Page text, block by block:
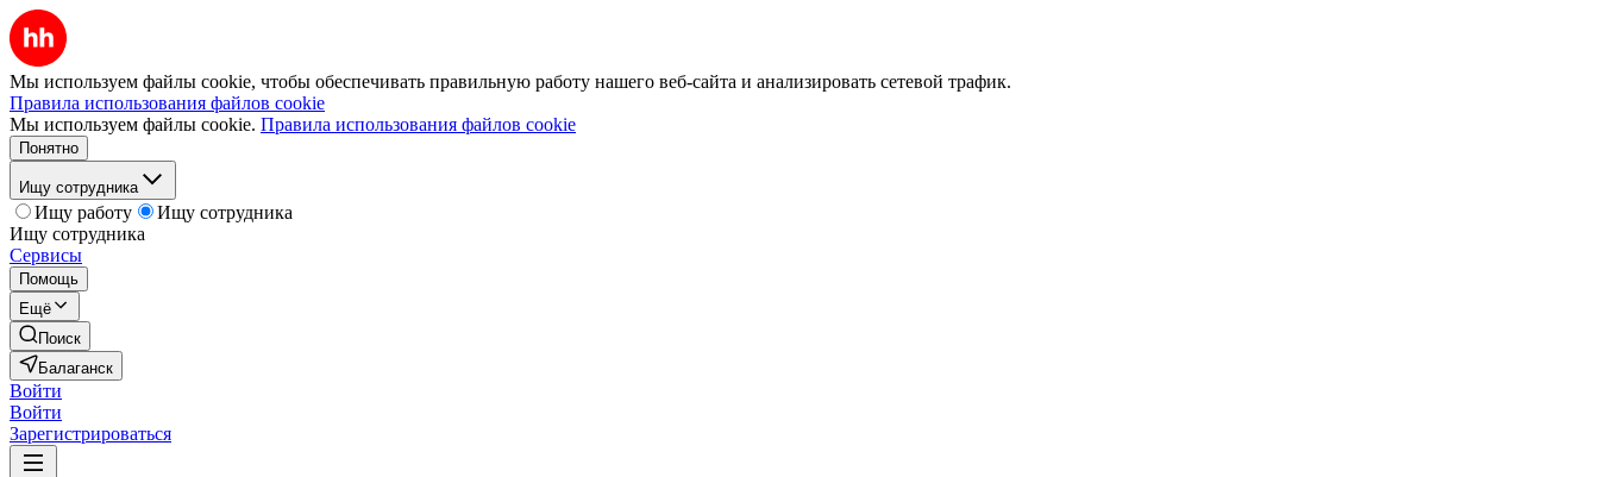
Мы используем файлы cookie, чтобы обеспечивать правильную работу нашего веб-сайта и анализировать сетевой трафик.
Правила использования файлов cookie
Мы используем файлы cookie. Правила использования файлов cookie
Понятно
Ищу сотрудника
Ищу работу
Ищу сотрудника
Ищу сотрудника
Сервисы
Помощь
Ещё
Поиск
Балаганск
Войти
Войти
Зарегистрироваться